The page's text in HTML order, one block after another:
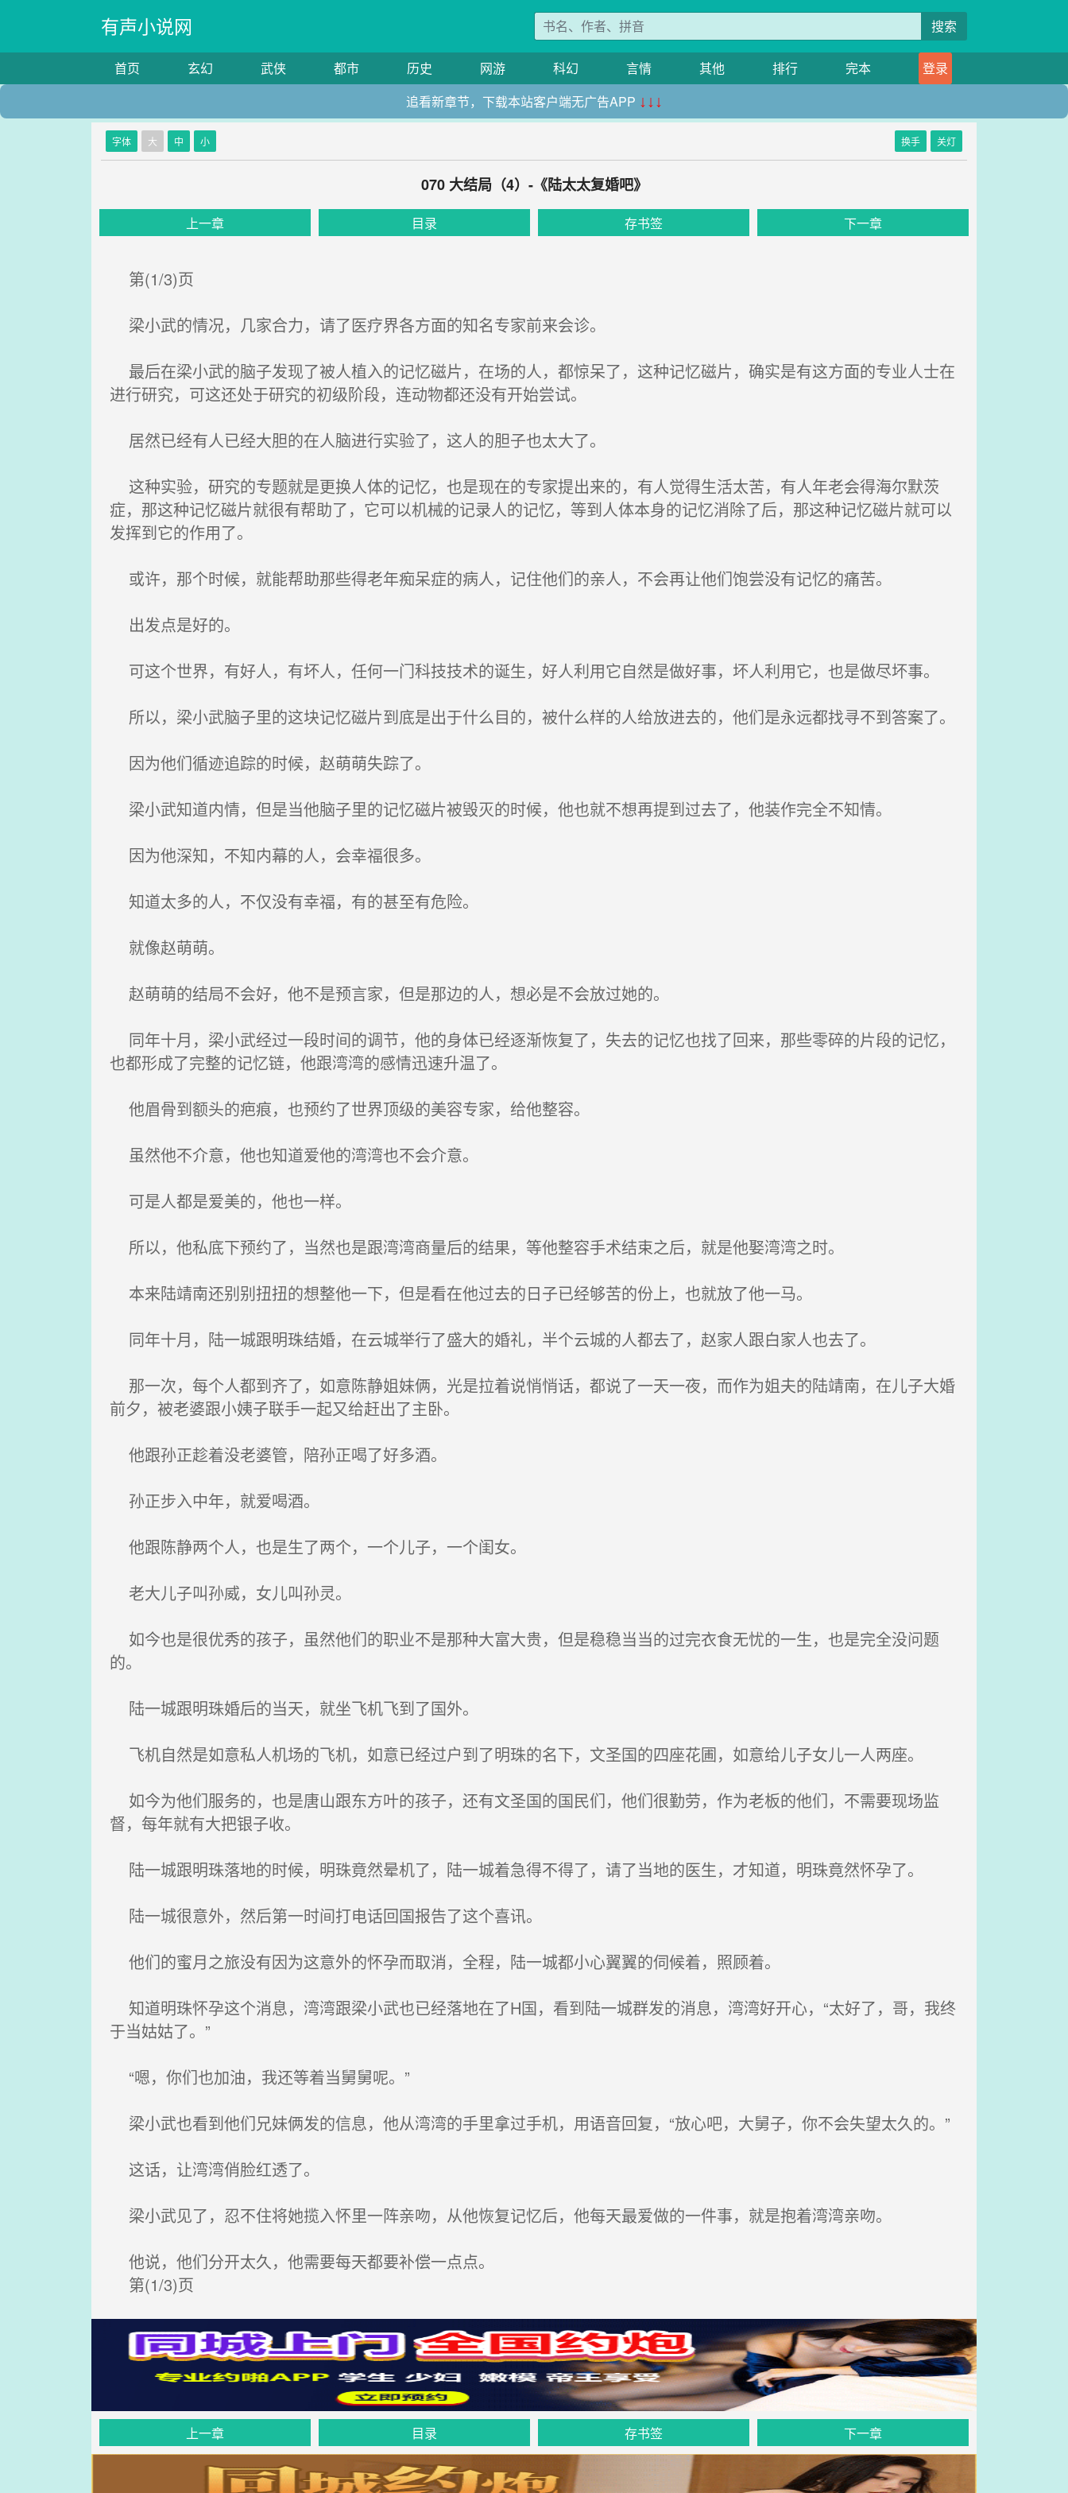
有声小说网 搜索
首页 玄幻 武侠 都市 历史 网游 科幻 言情 其他 排行 完本
登录
追看新章节，下载本站客户端无广告APP ↓↓↓
字体 大 中 小 换手 关灯
070 大结局（4）-《陆太太复婚吧》
上一章 目录 存书签 下一章
第(1/3)页
梁小武的情况，几家合力，请了医疗界各方面的知名专家前来会诊。
最后在梁小武的脑子发现了被人植入的记忆磁片，在场的人，都惊呆了，这种记忆磁片，确实是有这方面的专业人士在
进行研究，可这还处于研究的初级阶段，连动物都还没有开始尝试。
居然已经有人已经大胆的在人脑进行实验了，这人的胆子也太大了。
这种实验，研究的专题就是更换人体的记忆，也是现在的专家提出来的，有人觉得生活太苦，有人年老会得海尔默茨
症，那这种记忆磁片就很有帮助了，它可以机械的记录人的记忆，等到人体本身的记忆消除了后，那这种记忆磁片就可以
发挥到它的作用了。
或许，那个时候，就能帮助那些得老年痴呆症的病人，记住他们的亲人，不会再让他们饱尝没有记忆的痛苦。
出发点是好的。
可这个世界，有好人，有坏人，任何一门科技技术的诞生，好人利用它自然是做好事，坏人利用它，也是做尽坏事。
所以，梁小武脑子里的这块记忆磁片到底是出于什么目的，被什么样的人给放进去的，他们是永远都找寻不到答案了。
因为他们循迹追踪的时候，赵萌萌失踪了。
梁小武知道内情，但是当他脑子里的记忆磁片被毁灭的时候，他也就不想再提到过去了，他装作完全不知情。
因为他深知，不知内幕的人，会幸福很多。
知道太多的人，不仅没有幸福，有的甚至有危险。
就像赵萌萌。
赵萌萌的结局不会好，他不是预言家，但是那边的人，想必是不会放过她的。
同年十月，梁小武经过一段时间的调节，他的身体已经逐渐恢复了，失去的记忆也找了回来，那些零碎的片段的记忆，
也都形成了完整的记忆链，他跟湾湾的感情迅速升温了。
他眉骨到额头的疤痕，也预约了世界顶级的美容专家，给他整容。
虽然他不介意，他也知道爱他的湾湾也不会介意。
可是人都是爱美的，他也一样。
所以，他私底下预约了，当然也是跟湾湾商量后的结果，等他整容手术结束之后，就是他娶湾湾之时。
本来陆靖南还别别扭扭的想整他一下，但是看在他过去的日子已经够苦的份上，也就放了他一马。
同年十月，陆一城跟明珠结婚，在云城举行了盛大的婚礼，半个云城的人都去了，赵家人跟白家人也去了。
那一次，每个人都到齐了，如意陈静姐妹俩，光是拉着说悄悄话，都说了一天一夜，而作为姐夫的陆靖南，在儿子大婚
前夕，被老婆跟小姨子联手一起又给赶出了主卧。
他跟孙正趁着没老婆管，陪孙正喝了好多酒。
孙正步入中年，就爱喝酒。
他跟陈静两个人，也是生了两个，一个儿子，一个闺女。
老大儿子叫孙威，女儿叫孙灵。
如今也是很优秀的孩子，虽然他们的职业不是那种大富大贵，但是稳稳当当的过完衣食无忧的一生，也是完全没问题
的。
陆一城跟明珠婚后的当天，就坐飞机飞到了国外。
飞机自然是如意私人机场的飞机，如意已经过户到了明珠的名下，文圣国的四座花圃，如意给儿子女儿一人两座。
如今为他们服务的，也是唐山跟东方叶的孩子，还有文圣国的国民们，他们很勤劳，作为老板的他们，不需要现场监
督，每年就有大把银子收。
陆一城跟明珠落地的时候，明珠竟然晕机了，陆一城着急得不得了，请了当地的医生，才知道，明珠竟然怀孕了。
陆一城很意外，然后第一时间打电话回国报告了这个喜讯。
他们的蜜月之旅没有因为这意外的怀孕而取消，全程，陆一城都小心翼翼的伺候着，照顾着。
知道明珠怀孕这个消息，湾湾跟梁小武也已经落地在了H国，看到陆一城群发的消息，湾湾好开心，“太好了，哥，我终
于当姑姑了。”
“嗯，你们也加油，我还等着当舅舅呢。”
梁小武也看到他们兄妹俩发的信息，他从湾湾的手里拿过手机，用语音回复，“放心吧，大舅子，你不会失望太久的。”
这话，让湾湾俏脸红透了。
梁小武见了，忍不住将她揽入怀里一阵亲吻，从他恢复记忆后，他每天最爱做的一件事，就是抱着湾湾亲吻。
他说，他们分开太久，他需要每天都要补偿一点点。
第(1/3)页
上一章 目录 存书签 下一章